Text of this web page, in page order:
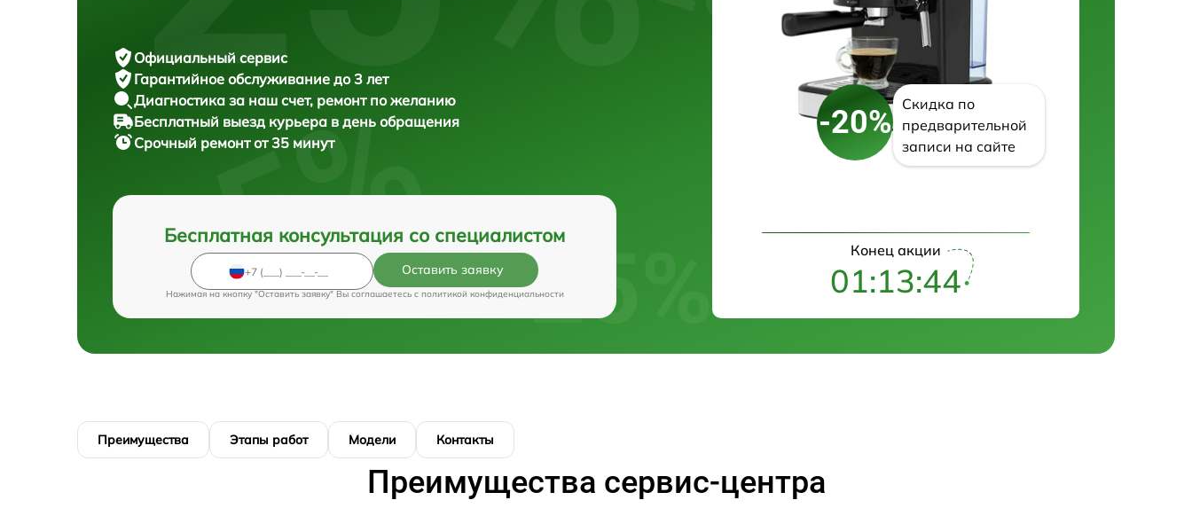
Официальный сервис
Гарантийное обслуживание до 3 лет
Диагностика за наш счет, ремонт по желанию
Бесплатный выезд курьера в день обращения
Срочный ремонтот 35 минут
Бесплатная консультация со специалистом
Оставить заявку
Нажимая на кнопку "Оставить заявку" Вы соглашаетесь c политикой конфиденциальности
-20%
Скидка по
предварительной
записи на сайте
Конец акции
01:13:43
Преимущества Этапы работ Модели Контакты
Преимущества сервис-центра